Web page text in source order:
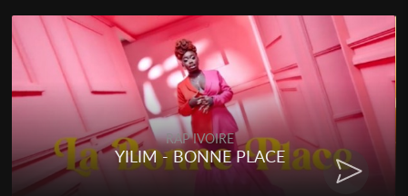
RAP IVOIRE
YILIM - BONNE PLACE